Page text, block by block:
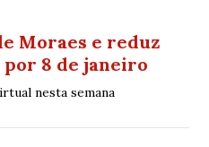
Moraes e reduz
por 8 de janeiro
nesta semana